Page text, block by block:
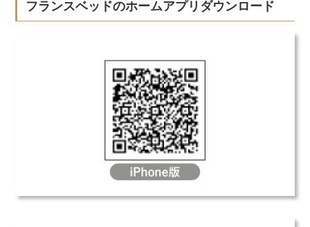
フランスベッドのホームアプリダウンロード